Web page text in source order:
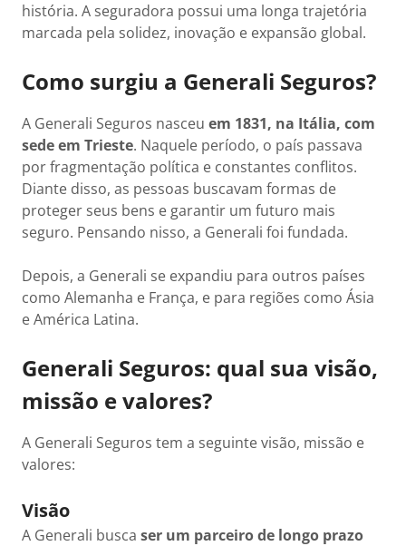
história. A seguradora possui uma longa trajetória
marcada pela solidez, inovação e expansão global.
Como surgiu a Generali Seguros?
A Generali Seguros nasceu em 1831, na Itália, com
sede em Trieste. Naquele período, o país passava
por fragmentação política e constantes conflitos.
Diante disso, as pessoas buscavam formas de
proteger seus bens e garantir um futuro mais
seguro. Pensando nisso, a Generali foi fundada.
Depois, a Generali se expandiu para outros países
como Alemanha e França, e para regiões como Ásia
e América Latina.
Generali Seguros: qual sua visão,
missão e valores?
A Generali Seguros tem a seguinte visão, missão e
valores:
Visão
A Generali busca ser um parceiro de longo prazo